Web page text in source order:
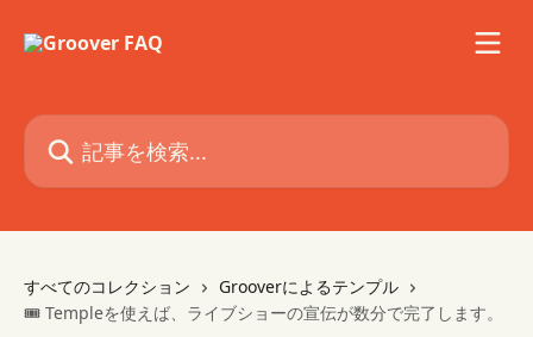
記事を検索...
すべてのコレクション
Grooverによるテンプル
🎟 Templeを使えば、ライブショーの宣伝が数分で完了します。